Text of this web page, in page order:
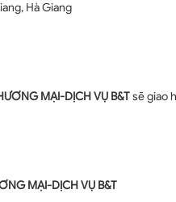
Hà Giang
MẠI-DỊCH VỤ B&Tsẽ giao
MẠI-DỊCH VỤ B&T